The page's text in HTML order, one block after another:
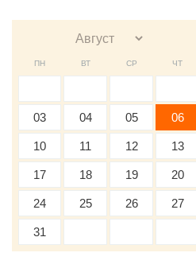
ПН ВТ СР ЧТ
03 04 05 06
10 11 12 13
17 18 19 20
24 25 26 27
31